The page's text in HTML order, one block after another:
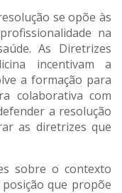
se opõe às
na
As Diretrizes
incentivam a
a formação para
colaborativa com
a resolução
as diretrizes que
sobre o contexto
que propõe